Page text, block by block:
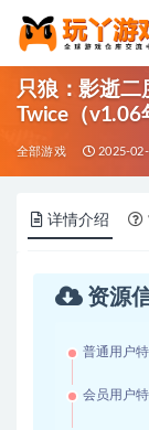
只狼：影逝二
Twice（v1.06
全部游戏 2025-
详情介绍
资源
普通用户特
会员用户特